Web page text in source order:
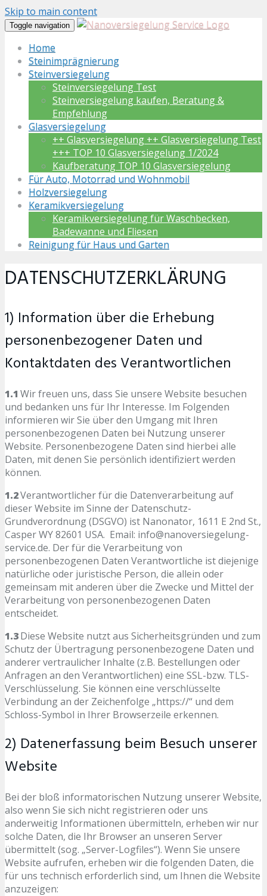
Skip to main content
Toggle navigation
Home
Steinimprägnierung
Steinversiegelung
Steinversiegelung Test
Steinversiegelung kaufen, Beratung &
Empfehlung
Glasversiegelung
++ Glasversiegelung ++ Glasversiegelung Test
+++ TOP 10 Glasversiegelung 1/2024
Kaufberatung TOP 10 Glasversiegelung
Für Auto, Motorrad und Wohnmobil
Holzversiegelung
Keramikversiegelung
Keramikversiegelung für Waschbecken,
Badewanne und Fliesen
Reinigung für Haus und Garten
DATENSCHUTZERKLÄRUNG
1) Information über die Erhebung
personenbezogener Daten und
Kontaktdaten des Verantwortlichen
1.1 Wir freuen uns, dass Sie unsere Website besuchen
und bedanken uns für Ihr Interesse. Im Folgenden
informieren wir Sie über den Umgang mit Ihren
personenbezogenen Daten bei Nutzung unserer
Website. Personenbezogene Daten sind hierbei alle
Daten, mit denen Sie persönlich identifiziert werden
können.
1.2Verantwortlicher für die Datenverarbeitung auf
dieser Website im Sinne der Datenschutz-
Grundverordnung (DSGVO) ist Nanonator, 1611 E 2nd St.,
Casper WY 82601 USA. Email: info@nanoversiegelung-
service.de. Der für die Verarbeitung von
personenbezogenen Daten Verantwortliche ist diejenige
natürliche oder juristische Person, die allein oder
gemeinsam mit anderen über die Zwecke und Mittel der
Verarbeitung von personenbezogenen Daten
entscheidet.
1.3Diese Website nutzt aus Sicherheitsgründen und zum
Schutz der Übertragung personenbezogene Daten und
anderer vertraulicher Inhalte (z.B. Bestellungen oder
Anfragen an den Verantwortlichen) eine SSL-bzw. TLS-
Verschlüsselung. Sie können eine verschlüsselte
Verbindung an der Zeichenfolge „https://“ und dem
Schloss-Symbol in Ihrer Browserzeile erkennen.
2) Datenerfassung beim Besuch unserer
Website
Bei der bloß informatorischen Nutzung unserer Website,
also wenn Sie sich nicht registrieren oder uns
anderweitig Informationen übermitteln, erheben wir nur
solche Daten, die Ihr Browser an unseren Server
übermittelt (sog. „Server-Logfiles“). Wenn Sie unsere
Website aufrufen, erheben wir die folgenden Daten, die
für uns technisch erforderlich sind, um Ihnen die Website
anzuzeigen: